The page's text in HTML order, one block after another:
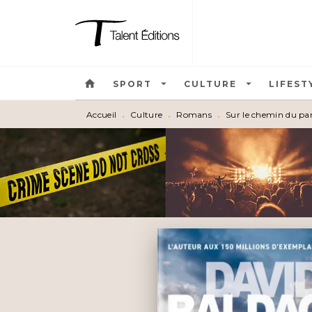
MENU
home SPORT arrow_drop_down CULTURE arrow_drop_down
Accueil • Culture • Romans • Sur le chemin du